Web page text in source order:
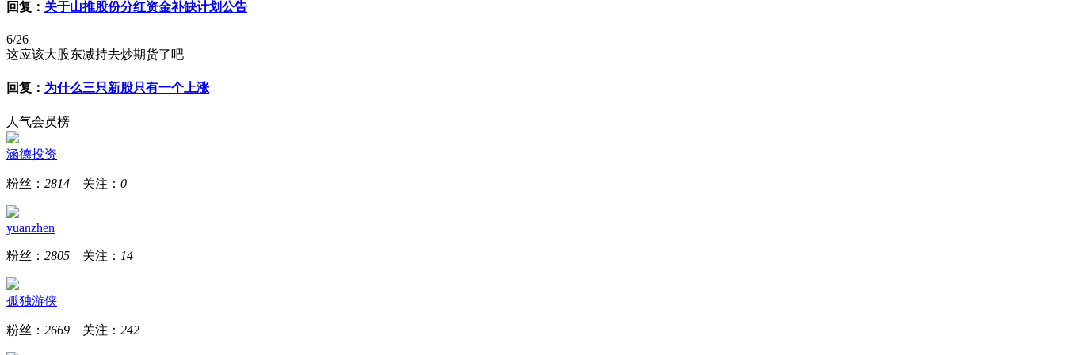
回复： 关于山推股份分红资金补缺计划公告
6/26
这应该大股东减持去炒期货了吧
回复： 为什么三只新股只有一个上涨
人气会员榜
涵德投资
粉丝： 2814 关注： 0
yuanzhen
粉丝： 2805 关注： 14
孤独游侠
粉丝： 2669 关注： 242